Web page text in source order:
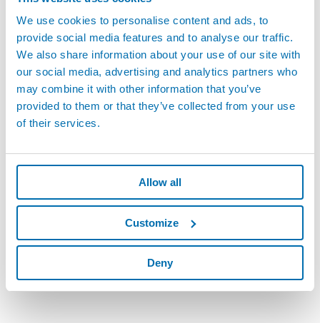
We use cookies to personalise content and ads, to
provide social media features and to analyse our traffic.
We also share information about your use of our site with
our social media, advertising and analytics partners who
may combine it with other information that you’ve
provided to them or that they’ve collected from your use
of their services.
Allow all
Customize
Deny
加速度計 - マシンおよび機械加工用の加速度計